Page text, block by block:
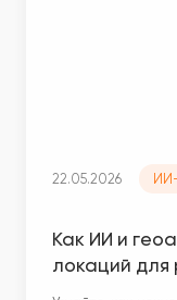
22.05.2026
Как ИИ и
локаций для